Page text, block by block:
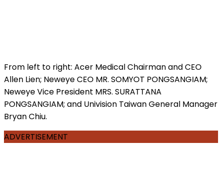
From left to right: Acer Medical Chairman and CEO
Allen Lien; Neweye CEO MR. SOMYOT PONGSANGIAM;
Neweye Vice President MRS. SURATTANA
PONGSANGIAM; and Univision Taiwan General Manager
Bryan Chiu.
ADVERTISEMENT